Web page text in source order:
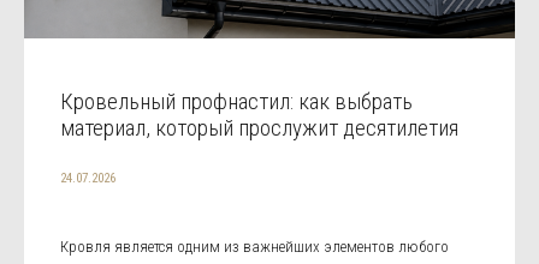
Кровельный профнастил: как выбрать
материал, который прослужит десятилетия
24.07.2026
Кровля является одним из важнейших элементов любого